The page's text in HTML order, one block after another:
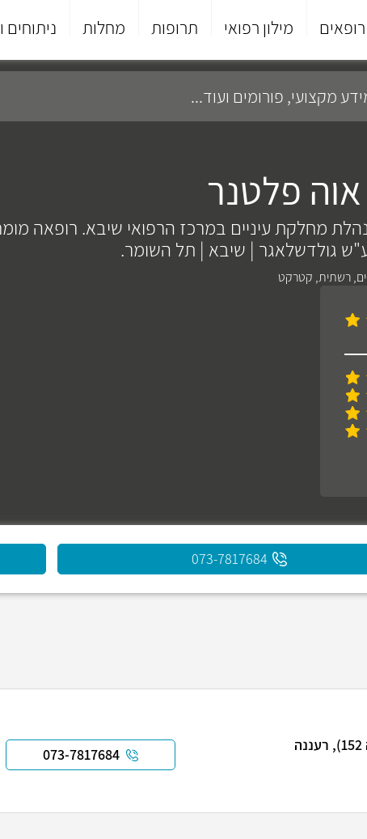
מילון רפואי תרופות מחלות ניתוחים
פלטנר
מחלקת עיניים במרכז הרפואי שיבא. רופאה
ע"ש גולדשלאגר | שיבא | תל השומר.
,רשתית, קטרקט
073-7817684
073-7817684